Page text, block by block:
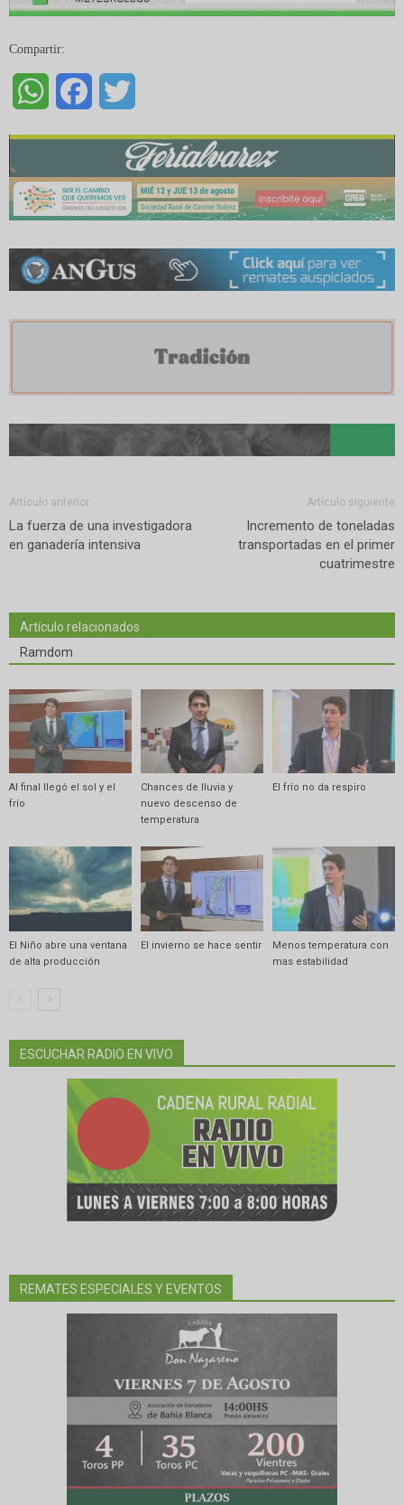
Compartir:
WhatsAppFacebook
Artículo anterior
La fuerza de una investigadora
en ganadería intensiva
Artículo siguiente
Incremento de toneladas
transportadas en el primer
cuatrimestre
Artículo relacionados
Ramdom
Al final llegó el sol y el
frío
Chances de lluvia y
nuevo descenso de
temperatura
El frío no da respiro
El Niño abre una ventana
de alta producción
El invierno se hace sentir
Menos temperatura con
mas estabilidad
ESCUCHAR RADIO EN VIVO
REMATES ESPECIALES Y EVENTOS